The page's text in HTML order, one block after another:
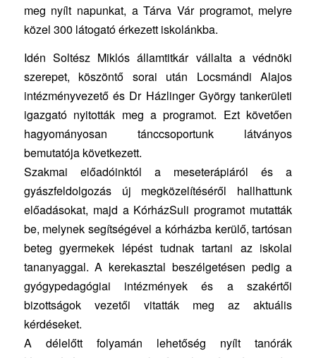
meg nyílt napunkat, a Tárva Vár programot, melyre
közel 300 látogató érkezett iskolánkba.
Idén Soltész Miklós államtitkár vállalta a védnöki
szerepet, köszöntő sorai után Locsmándi Alajos
intézményvezető és Dr Házlinger György tankerületi
igazgató nyitották meg a programot. Ezt követően
hagyományosan tánccsoportunk látványos
bemutatója következett.
Szakmai előadóinktól a meseterápiáról és a
gyászfeldolgozás új megközelítéséről hallhattunk
előadásokat, majd a KórházSuli programot mutatták
be, melynek segítségével a kórházba kerülő, tartósan
beteg gyermekek lépést tudnak tartani az iskolai
tananyaggal. A kerekasztal beszélgetésen pedig a
gyógypedagógiai intézmények és a szakértői
bizottságok vezetői vitatták meg az aktuális
kérdéseket.
A délelőtt folyamán lehetőség nyílt tanórák